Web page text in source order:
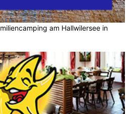
am Hallwilersee in